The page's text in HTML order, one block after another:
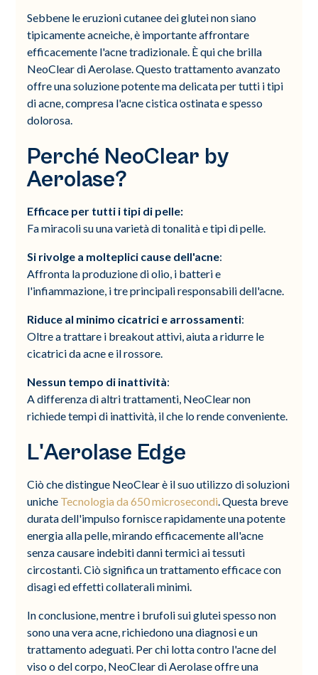
Sebbene le eruzioni cutanee dei glutei non siano
tipicamente acneiche, è importante affrontare
efficacemente l'acne tradizionale. È qui che brilla
NeoClear di Aerolase. Questo trattamento avanzato
offre una soluzione potente ma delicata per tutti i tipi
di acne, compresa l'acne cistica ostinata e spesso
dolorosa.
Perché NeoClear by
Aerolase?
Efficace per tutti i tipi di pelle:
Fa miracoli su una varietà di tonalità e tipi di pelle.
Si rivolge a molteplici cause dell'acne:
Affronta la produzione di olio, i batteri e
l'infiammazione, i tre principali responsabili dell'acne.
Riduce al minimo cicatrici e arrossamenti:
Oltre a trattare i breakout attivi, aiuta a ridurre le
cicatrici da acne e il rossore.
Nessun tempo di inattività:
A differenza di altri trattamenti, NeoClear non
richiede tempi di inattività, il che lo rende conveniente.
L'Aerolase Edge
Ciò che distingue NeoClear è il suo utilizzo di soluzioni
uniche Tecnologia da 650 microsecondi. Questa breve
durata dell'impulso fornisce rapidamente una potente
energia alla pelle, mirando efficacemente all'acne
senza causare indebiti danni termici ai tessuti
circostanti. Ciò significa un trattamento efficace con
disagi ed effetti collaterali minimi.
In conclusione, mentre i brufoli sui glutei spesso non
sono una vera acne, richiedono una diagnosi e un
trattamento adeguati. Per chi lotta contro l'acne del
viso o del corpo, NeoClear di Aerolase offre una